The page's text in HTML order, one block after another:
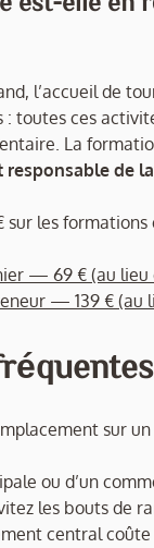
l’accueil de
: toutes ces
La
de
sur les formations
— 69 € (au lieu
— 139 € (au
sur un
ou d’un
les bouts de
central